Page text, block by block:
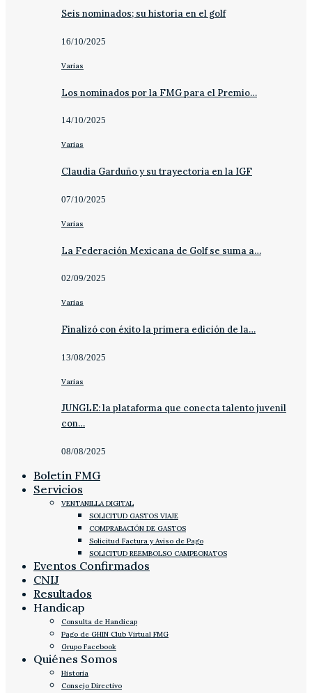
Seis nominados; su historia en el golf
16/10/2025
Varias
Los nominados por la FMG para el Premio…
14/10/2025
Varias
Claudia Garduño y su trayectoria en la IGF
07/10/2025
Varias
La Federación Mexicana de Golf se suma a…
02/09/2025
Varias
Finalizó con éxito la primera edición de la…
13/08/2025
Varias
JUNGLE: la plataforma que conecta talento juvenil
con…
08/08/2025
Boletín FMG
Servicios
VENTANILLA DIGITAL
SOLICITUD GASTOS VIAJE
COMPRABACIÓN DE GASTOS
Solicitud Factura y Aviso de Pago
SOLICITUD REEMBOLSO CAMPEONATOS
Eventos Confirmados
CNIJ
Resultados
Handicap
Consulta de Handicap
Pago de GHIN Club Virtual FMG
Grupo Facebook
Quiénes Somos
Historia
Consejo Directivo